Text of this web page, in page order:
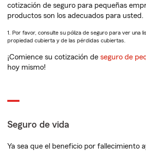
cotización de seguro para pequeñas
productos son los adecuados para usted.
1. Por favor, consulte su póliza de seguro para ver una
propiedad cubierta y de las pérdidas cubiertas.
¡Comience su cotización de seguro de
hoy mismo!
Seguro de vida
Ya sea que el beneficio por fallecimiento